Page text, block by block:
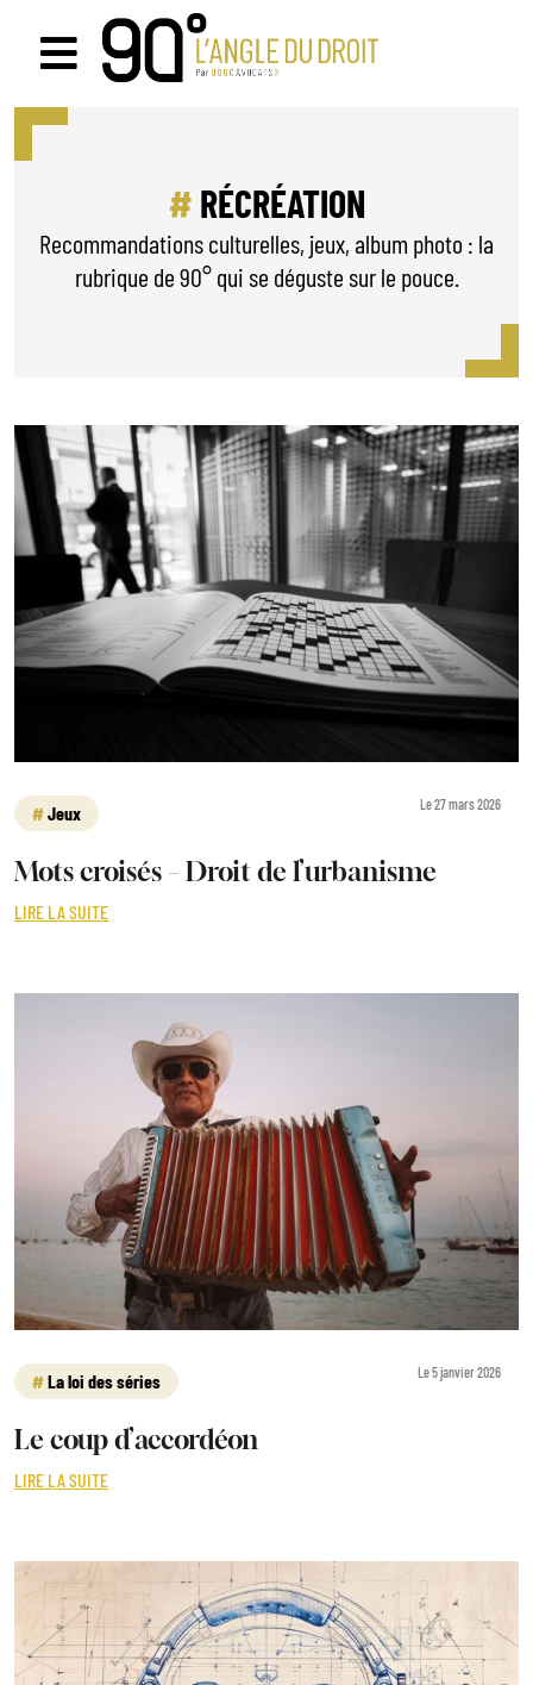
contenuNavigation
à
RÉCRÉATION
Recommandations culturelles, jeux, album photo : la
rubrique de 90° qui se déguste sur le pouce.
Jeux Le 27 mars 2026
Mots croisés – Droit de l’urbanisme
LIRE LA SUITE
La loi des séries Le 5 janvier 2026
Le coup d’accordéon
LIRE LA SUITE